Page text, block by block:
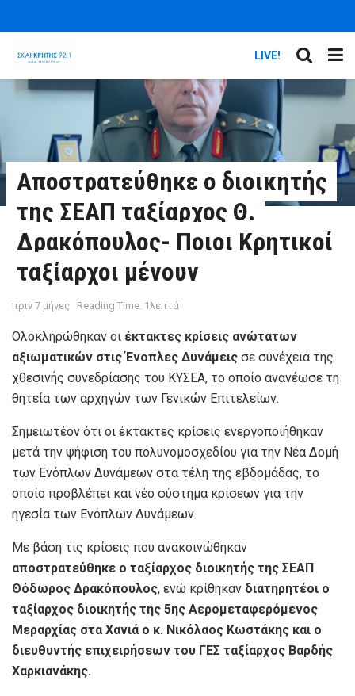
LIVE!
Αποστρατεύθηκε ο διοικητής
της ΣΕΑΠ ταξίαρχος Θ.
Δρακόπουλος- Ποιοι Κρητικοί
ταξίαρχοι μένουν
πριν 7 μήνες Reading Time: 1λεπτά
Ολοκληρώθηκαν οι έκτακτες κρίσεις ανώτατων
αξιωματικών στις Ένοπλες Δυνάμεις σε συνέχεια της
χθεσινής συνεδρίασης του ΚΥΣΕΑ, το οποίο ανανέωσε τη
θητεία των αρχηγών των Γενικών Επιτελείων.
Σημειωτέον ότι οι έκτακτες κρίσεις ενεργοποιήθηκαν
μετά την ψήφιση του πολυνομοσχεδίου για την Νέα Δομή
των Ενόπλων Δυνάμεων στα τέλη της εβδομάδας, το
οποίο προβλέπει και νέο σύστημα κρίσεων για την
ηγεσία των Ενόπλων Δυνάμεων.
Με βάση τις κρίσεις που ανακοινώθηκαν
αποστρατεύθηκε ο ταξίαρχος διοικητής της ΣΕΑΠ
Θόδωρος Δρακόπουλος, ενώ κρίθηκαν διατηρητέοι ο
ταξίαρχος διοικητής της 5ης Αερομεταφερόμενος
Μεραρχίας στα Χανιά ο κ. Νικόλαος Κωστάκης και ο
διευθυντής επιχειρήσεων του ΓΕΣ ταξίαρχος Βαρδής
Χαρκιανάκης.